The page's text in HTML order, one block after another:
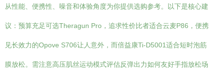
从性能、便携性、噪音和体验角度为你提供选购参考。以下是核心建
议：预算充足可选Theragun Pro，追求性价比者适合云麦P86，便携
见长效力的Opove S706让人意外，而倍益康Ti-D5001适合短时泡筋
膜放松。需注意高压肌丝运动模式评估反弹出力如何友好手指放松场